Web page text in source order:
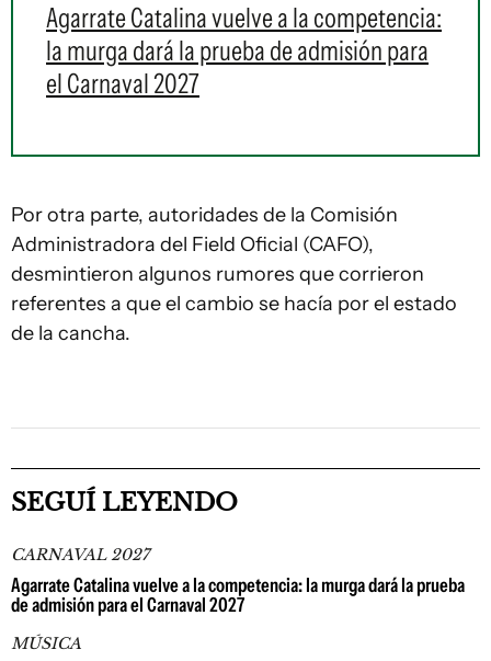
Agarrate Catalina vuelve a la competencia:
la murga dará la prueba de admisión para
el Carnaval 2027
Por otra parte, autoridades de la Comisión
Administradora del Field Oficial (CAFO),
desmintieron algunos rumores que corrieron
referentes a que el cambio se hacía por el estado
de la cancha.
SEGUÍ LEYENDO
CARNAVAL 2027
Agarrate Catalina vuelve a la competencia: la murga dará la prueba
de admisión para el Carnaval 2027
MÚSICA